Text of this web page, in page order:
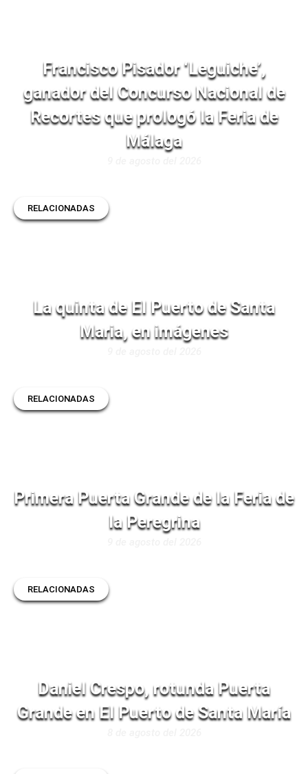
Francisco Pisador ‘Leguiche’,
ganador del Concurso Nacional de
Recortes que prologó la Feria de
Málaga
RELACIONADAS
La quinta de El Puerto de Santa
Maria, en imágenes
RELACIONADAS
Primera Puerta Grande de la Feria de
la Peregrina
RELACIONADAS
Daniel Crespo, rotunda Puerta
Grande en El Puerto de Santa María